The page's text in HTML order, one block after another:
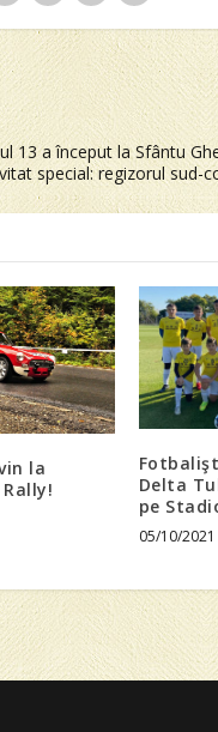
13 a început la Sfântu
special: regizorul sud-
la
Delta
pe
05/10/2021